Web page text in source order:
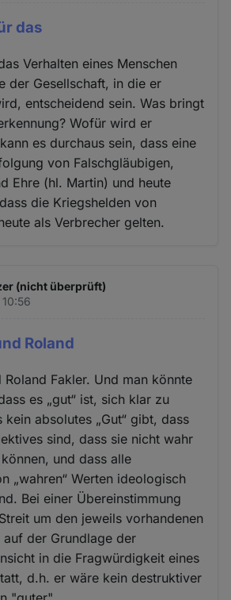
das
Verhalten eines Menschen
der Gesellschaft, in die er
entscheidend sein. Was bringt
Wofür wird er
es durchaus sein, dass eine
von Falschgläubigen,
Ehre (hl. Martin) und heute
die Kriegshelden von
als Verbrecher gelten.
(nicht überprüft)
Roland
Roland Fakler. Und man könnte
es „gut“ ist, sich klar zu
kein absolutes „Gut“ gibt, dass
sind, dass sie nicht wahr
und dass alle
„wahren“ Werten ideologisch
Bei einer Übereinstimmung
um den jeweils vorhandenen
auf der Grundlage der
in die Fragwürdigkeit eines
d.h. er wäre kein destruktiver